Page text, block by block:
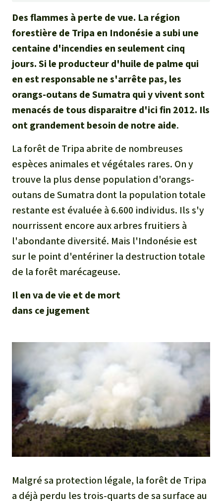
Le braconnage
Les barrages
Le ciment et le béton
Les routes
Des flammes à perte de vue. La région
forestière de Tripa en Indonésie a subi une
centaine d'incendies en seulement cinq
jours. Si le producteur d'huile de palme qui
en est responsable ne s'arrête pas, les
orangs-outans de Sumatra qui y vivent sont
menacés de tous disparaitre d'ici fin 2012. Ils
ont grandement besoin de notre aide.
La forêt de Tripa abrite de nombreuses
espèces animales et végétales rares. On y
trouve la plus dense population d'orangs-
outans de Sumatra dont la population totale
restante est évaluée à 6.600 individus. Ils s'y
nourrissent encore aux arbres fruitiers à
l'abondante diversité. Mais l'Indonésie est
sur le point d'entériner la destruction totale
de la forêt marécageuse.
Il en va de vie et de mort
dans ce jugement
Malgré sa protection légale, la forêt de Tripa
a déjà perdu les trois-quarts de sa surface au